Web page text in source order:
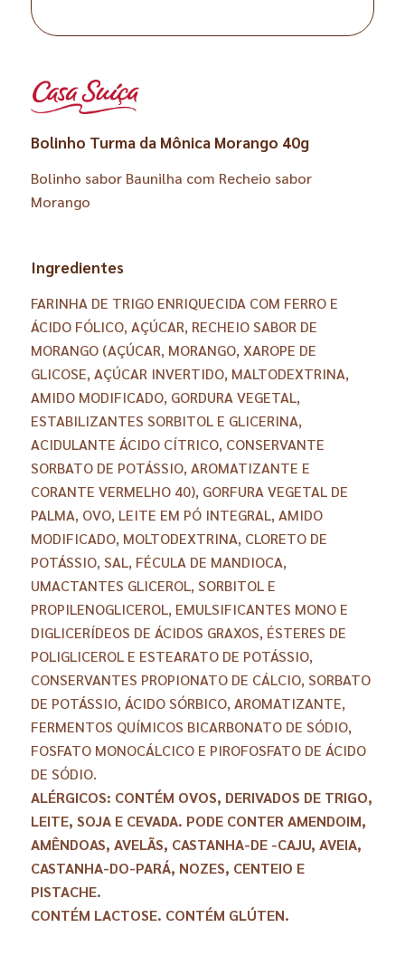
Bolinho Turma da Mônica Morango 40g
Bolinho sabor Baunilha com Recheio sabor
Morango
Ingredientes
FARINHA DE TRIGO ENRIQUECIDA COM FERRO E
ÁCIDO FÓLICO, AÇÚCAR, RECHEIO SABOR DE
MORANGO (AÇÚCAR, MORANGO, XAROPE DE
GLICOSE, AÇÚCAR INVERTIDO, MALTODEXTRINA,
AMIDO MODIFICADO, GORDURA VEGETAL,
ESTABILIZANTES SORBITOL E GLICERINA,
ACIDULANTE ÁCIDO CÍTRICO, CONSERVANTE
SORBATO DE POTÁSSIO, AROMATIZANTE E
CORANTE VERMELHO 40), GORFURA VEGETAL DE
PALMA, OVO, LEITE EM PÓ INTEGRAL, AMIDO
MODIFICADO, MOLTODEXTRINA, CLORETO DE
POTÁSSIO, SAL, FÉCULA DE MANDIOCA,
UMACTANTES GLICEROL, SORBITOL E
PROPILENOGLICEROL, EMULSIFICANTES MONO E
DIGLICERÍDEOS DE ÁCIDOS GRAXOS, ÉSTERES DE
POLIGLICEROL E ESTEARATO DE POTÁSSIO,
CONSERVANTES PROPIONATO DE CÁLCIO, SORBATO
DE POTÁSSIO, ÁCIDO SÓRBICO, AROMATIZANTE,
FERMENTOS QUÍMICOS BICARBONATO DE SÓDIO,
FOSFATO MONOCÁLCICO E PIROFOSFATO DE ÁCIDO
DE SÓDIO.
ALÉRGICOS: CONTÉM OVOS, DERIVADOS DE TRIGO,
LEITE, SOJA E CEVADA. PODE CONTER AMENDOIM,
AMÊNDOAS, AVELÃS, CASTANHA-DE -CAJU, AVEIA,
CASTANHA-DO-PARÁ, NOZES, CENTEIO E
PISTACHE.
CONTÉM LACTOSE. CONTÉM GLÚTEN.